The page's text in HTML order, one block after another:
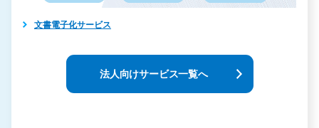
文書電子化サービス
法人向けサービス一覧へ